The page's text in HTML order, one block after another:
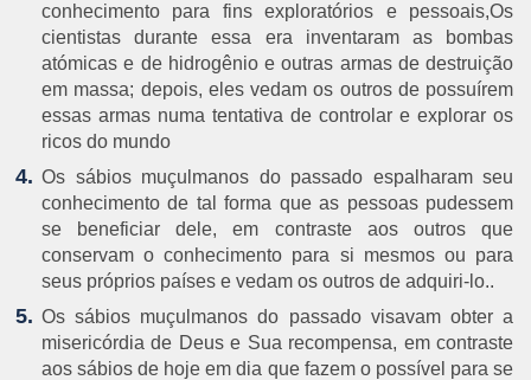
conhecimento para fins exploratórios e pessoais,Os
cientistas durante essa era inventaram as bombas
atómicas e de hidrogênio e outras armas de destruição
em massa; depois, eles vedam os outros de possuírem
essas armas numa tentativa de controlar e explorar os
ricos do mundo
Os sábios muçulmanos do passado espalharam seu
conhecimento de tal forma que as pessoas pudessem
se beneficiar dele, em contraste aos outros que
conservam o conhecimento para si mesmos ou para
seus próprios países e vedam os outros de adquiri-lo..
Os sábios muçulmanos do passado visavam obter a
misericórdia de Deus e Sua recompensa, em contraste
aos sábios de hoje em dia que fazem o possível para se